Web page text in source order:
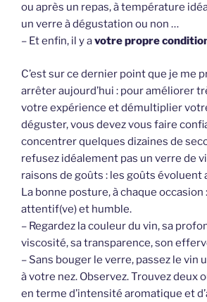
ou après un repas, à température
un verre à dégustation ou non …
– Et enfin, il y avotre propre
C’est sur ce dernier point que je me
arrêter aujourd’hui : pour améliorer
votre expérience et démultiplier
déguster, vous devez vous faire
concentrer quelques dizaines de
refusez idéalement pas un verre de
raisons de goûts : les goûts évoluent
La bonne posture, à chaque occasion
attentif(ve) et humble.
– Regardez la couleur du vin, sa
viscosité, sa transparence, son
– Sans bouger le verre, passez le vin
à votre nez. Observez. Trouvez deux
en terme d’intensité aromatique et